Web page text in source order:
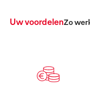
Uw voordelenZo